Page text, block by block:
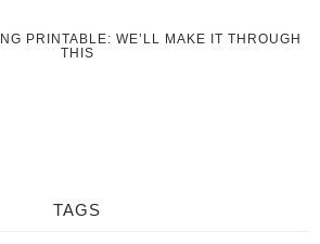
PRINTABLE: WE’LL MAKE IT THROUGH
THIS
TAGS